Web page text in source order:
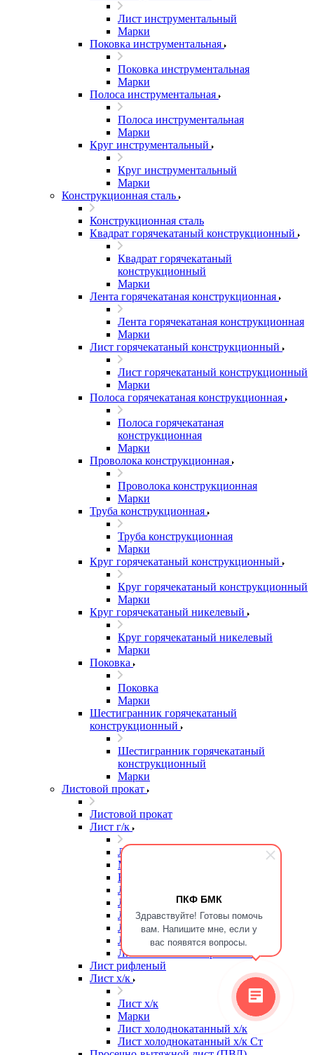
ПКФ БМК
Здравствуйте! Готовы помочь
вам. Напишите мне, если у
вас появятся вопросы.
Лист инструментальный
Марки
Поковка инструментальная
Поковка инструментальная
Марки
Полоса инструментальная
Полоса инструментальная
Марки
Круг инструментальный
Круг инструментальный
Марки
Конструкционная сталь
Конструкционная сталь
Квадрат горячекатаный конструкционный
Квадрат горячекатаный
конструкционный
Марки
Лента горячекатаная конструкционная
Лента горячекатаная конструкционная
Марки
Лист горячекатаный конструкционный
Лист горячекатаный конструкционный
Марки
Полоса горячекатаная конструкционная
Полоса горячекатаная
конструкционная
Марки
Проволока конструкционная
Проволока конструкционная
Марки
Труба конструкционная
Труба конструкционная
Марки
Круг горячекатаный конструкционный
Круг горячекатаный конструкционный
Марки
Круг горячекатаный никелевый
Круг горячекатаный никелевый
Марки
Поковка
Поковка
Марки
Шестигранник горячекатаный
конструкционный
Шестигранник горячекатаный
конструкционный
Марки
Листовой прокат
Листовой прокат
Лист г/к
Лист г/к
Марки
Высокопрочная сталь
Лист г/к
Лист г/к Ст3
Лист г/к износостойкий
Лист г/к конструкционный
Лист г/к мостостроительный
Лист г/к низколегированный
Лист рифленый
Лист х/к
Лист х/к
Марки
Лист холоднокатанный х/к
Лист холоднокатанный х/к Ст